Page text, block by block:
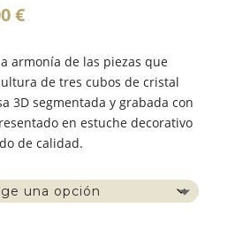
€Rango
precios:
desde
315,00 €
hasta
740,00 €
armonía de las piezas que
de tres cubos de cristal
3D segmentada y grabada con
en estuche decorativo
de calidad.